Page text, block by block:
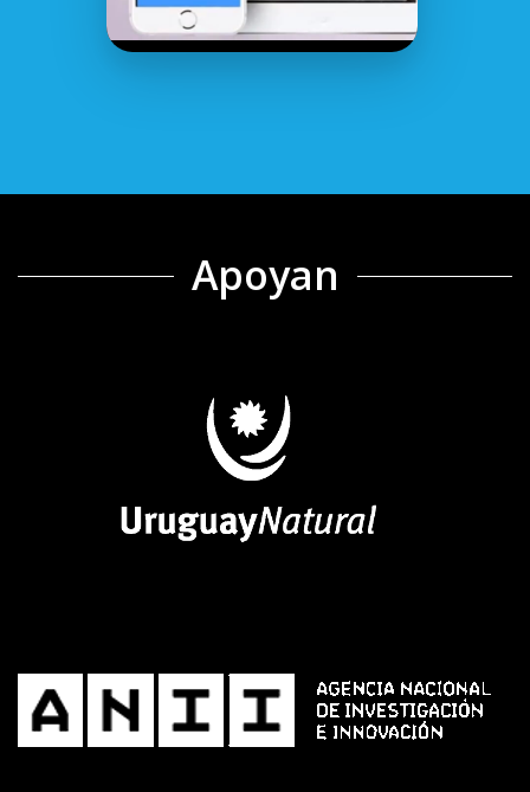
Apoyan